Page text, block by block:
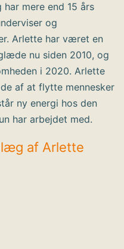
mere end 15 års
og
Arlette har været en
nu siden 2010, og
i 2020. Arlette
af at flytte mennesker
ny energi hos den
har arbejdet med.
af Arlette